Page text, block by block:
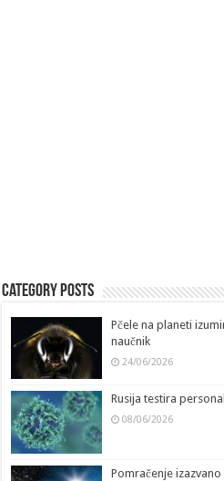
Category Posts
Pčele na planeti
naučnik
24/06/2026
Rusija testira
08/06/2026
Pomračenje